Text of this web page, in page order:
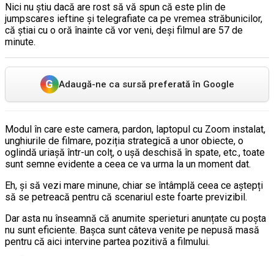
Nici nu știu dacă are rost să vă spun că este plin de
jumpscares ieftine și telegrafiate ca pe vremea străbunicilor,
că știai cu o oră înainte că vor veni, deși filmul are 57 de
minute.
G Adaugă-ne ca sursă preferată în Google
Modul în care este camera, pardon, laptopul cu Zoom instalat,
unghiurile de filmare, poziția strategică a unor obiecte, o
oglindă uriașă într-un colț, o ușă deschisă în spate, etc., toate
sunt semne evidente a ceea ce va urma la un moment dat.
Eh, și să vezi mare minune, chiar se întâmplă ceea ce aștepți
să se petreacă pentru că scenariul este foarte previzibil.
Dar asta nu înseamnă că anumite sperieturi anunțate cu poșta
nu sunt eficiente. Bașca sunt câteva venite pe nepusă masă
pentru că aici intervine partea pozitivă a filmului.